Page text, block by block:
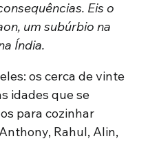
Eis o
um subúrbio na
Índia.
os cerca de vinte
idades que se
para cozinhar
Rahul, Alin,